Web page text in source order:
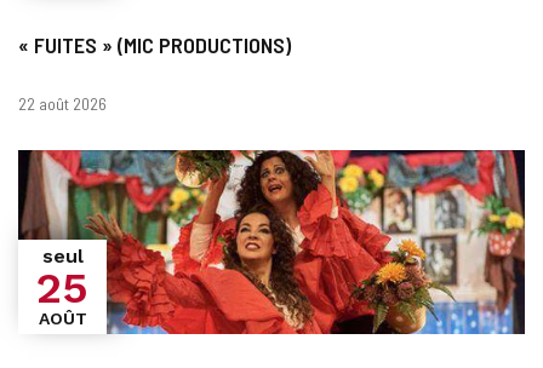
« FUITES » (MIC PRODUCTIONS)
Dates
22 août 2026
seul
25
AOÛT